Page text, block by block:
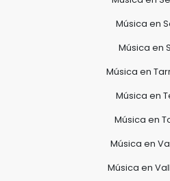
Música en
Música en
Música en
Música en
Música en
Música en
Música en